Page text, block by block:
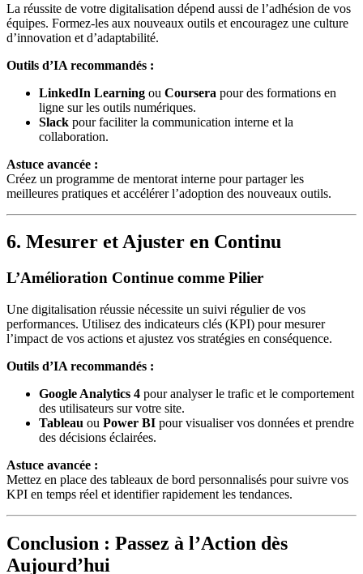
La réussite de votre digitalisation dépend aussi de l’adhésion de vos
équipes. Formez-les aux nouveaux outils et encouragez une culture
d’innovation et d’adaptabilité.
Outils d’IA recommandés :
LinkedIn Learning ou Coursera pour des formations en
ligne sur les outils numériques.
Slack pour faciliter la communication interne et la
collaboration.
Astuce avancée :
Créez un programme de mentorat interne pour partager les
meilleures pratiques et accélérer l’adoption des nouveaux outils.
6. Mesurer et Ajuster en Continu
L’Amélioration Continue comme Pilier
Une digitalisation réussie nécessite un suivi régulier de vos
performances. Utilisez des indicateurs clés (KPI) pour mesurer
l’impact de vos actions et ajustez vos stratégies en conséquence.
Outils d’IA recommandés :
Google Analytics 4 pour analyser le trafic et le comportement
des utilisateurs sur votre site.
Tableau ou Power BI pour visualiser vos données et prendre
des décisions éclairées.
Astuce avancée :
Mettez en place des tableaux de bord personnalisés pour suivre vos
KPI en temps réel et identifier rapidement les tendances.
Conclusion : Passez à l’Action dès
Aujourd’hui